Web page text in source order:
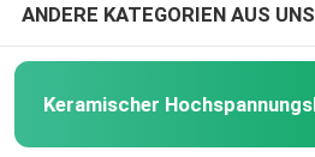
ANDERE KATEGORIEN AUS UNS